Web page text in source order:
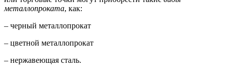
металлопроката, как:
– черный металлопрокат
– цветной металлопрокат
– нержавеющая сталь.